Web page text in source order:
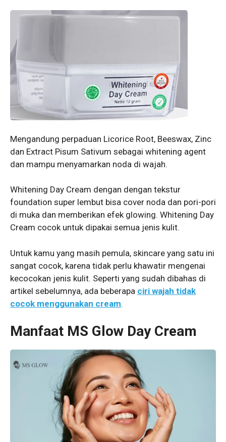
Mengandung perpaduan Licorice Root, Beeswax, Zinc
dan Extract Pisum Sativum sebagai whitening agent
dan mampu menyamarkan noda di wajah.
Whitening Day Cream dengan dengan tekstur
foundation super lembut bisa cover noda dan pori-pori
di muka dan memberikan efek glowing. Whitening Day
Cream cocok untuk dipakai semua jenis kulit.
Untuk kamu yang masih pemula, skincare yang satu ini
sangat cocok, karena tidak perlu khawatir mengenai
kecocokan jenis kulit. Seperti yang sudah dibahas di
artikel sebelumnya, ada beberapa ciri wajah tidak
cocok menggunakan cream.
Manfaat MS Glow Day Cream